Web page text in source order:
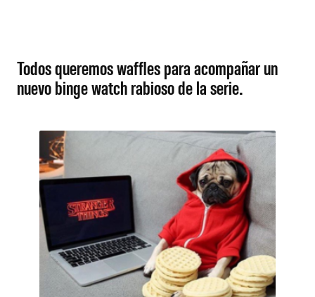
Todos queremos waffles para acompañar un
nuevo binge watch rabioso de la serie.